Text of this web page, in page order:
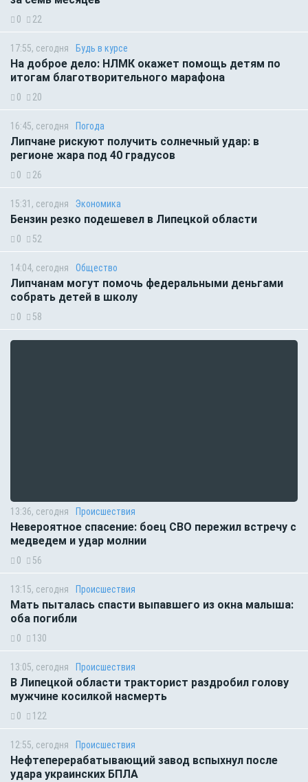
0 22
17:55, сегодня Будь в курсе
На доброе дело: НЛМК окажет помощь детям по
итогам благотворительного марафона
0 20
16:45, сегодня Погода
Липчане рискуют получить солнечный удар: в
регионе жара под 40 градусов
0 26
15:31, сегодня Экономика
Бензин резко подешевел в Липецкой области
0 52
14:04, сегодня Общество
Липчанам могут помочь федеральными деньгами
собрать детей в школу
0 58
13:36, сегодня Происшествия
Невероятное спасение: боец СВО пережил встречу с
медведем и удар молнии
0 56
13:15, сегодня Происшествия
Мать пыталась спасти выпавшего из окна малыша:
оба погибли
0 130
13:05, сегодня Происшествия
В Липецкой области тракторист раздробил голову
мужчине косилкой насмерть
0 122
12:55, сегодня Происшествия
Нефтеперерабатывающий завод вспыхнул после
удара украинских БПЛА